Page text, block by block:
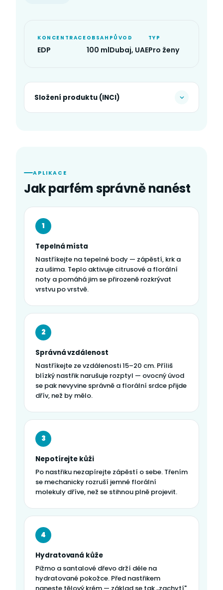
KONCENTRACE
EDP
OBSAH
100 ml
PŮVOD
Dubaj, UAE
TYP
Pro ženy
Složení produktu (INCI)
APLIKACE
Jak parfém správně nanést
1
Tepelná místa
Nastříkejte na tepelné body — zápěstí, krk a
za ušima. Teplo aktivuje citrusové a florální
noty a pomáhá jim se přirozeně rozkrývat
vrstvu po vrstvě.
2
Správná vzdálenost
Nastříkejte ze vzdálenosti 15–20 cm. Příliš
blízký nastřik narušuje rozptyl — ovocný úvod
se pak nevyvine správně a florální srdce přijde
dřív, než by mělo.
3
Nepotírejte kůži
Po nastřiku nezapírejte zápěstí o sebe. Třením
se mechanicky rozruší jemné florální
molekuly dříve, než se stihnou plně projevit.
4
Hydratovaná kůže
Pižmo a santalové dřevo drží déle na
hydratované pokožce. Před nastřikem
naneste tělový krém — základ se tak „zachytí"